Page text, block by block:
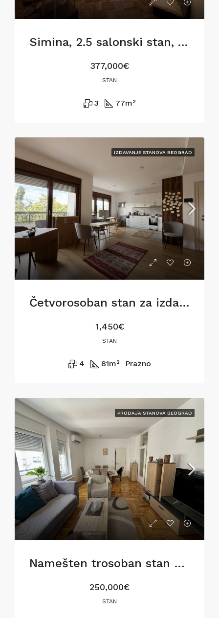
Simina, 2.5 salonski stan, 77m2, za renoviranje
377,000€
STAN
3 77m²
IZDAVANJE STANOVA BEOGRAD
Četvorosoban stan za izdavanje na Dorćolu, 81m2
1,450€
STAN
4 81m² Prazno
PRODAJA STANOVA BEOGRAD
Namešten trosoban stan u Gostivarskoj ulici,76m2
250,000€
STAN